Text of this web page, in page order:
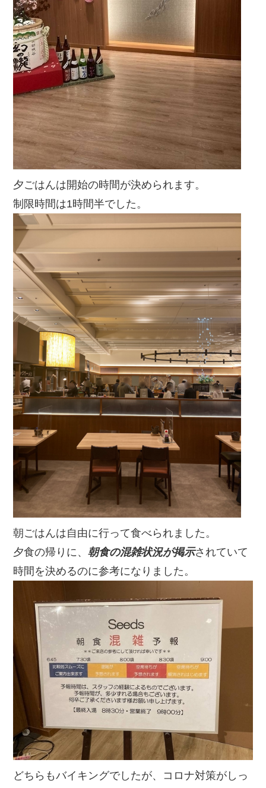
夕ごはんは開始の時間が決められます。
制限時間は1時間半でした。
朝ごはんは自由に行って食べられました。
夕食の帰りに、朝食の混雑状況が掲示されていて
時間を決めるのに参考になりました。
どちらもバイキングでしたが、コロナ対策がしっ